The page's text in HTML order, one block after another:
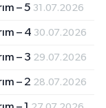
– 5 31.07.2026
– 4 30.07.2026
– 3 29.07.2026
– 2 28.07.2026